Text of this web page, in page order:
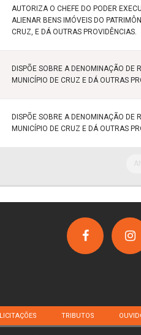
AUTORIZA O CHEFE DO PODER
ALIENAR BENS IMÓVEIS DO
CRUZ, E DÁ OUTRAS PROVIDÊNCIAS.
DISPÕE SOBRE A DENOMINAÇÃO DE
MUNICÍPIO DE CRUZ E DÁ OUTRAS
DISPÕE SOBRE A DENOMINAÇÃO DE
MUNICÍPIO DE CRUZ E DÁ OUTRAS
LICITAÇÕES TRIBUTOS